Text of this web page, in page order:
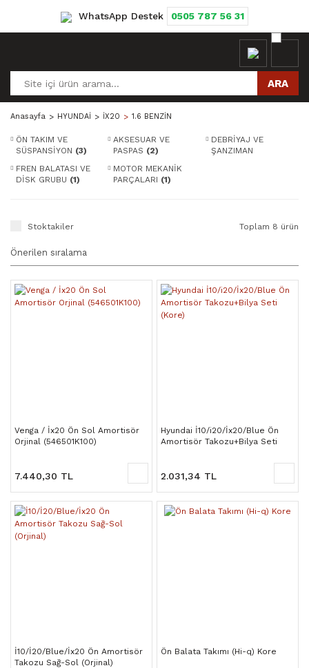
WhatsApp Destek 0505 787 56 31
ARA
Anasayfa HYUNDAİ İX20 1.6 BENZİN
ÖN TAKIM VE
SÜSPANSİYON (3)
AKSESUAR VE
PASPAS (2)
DEBRİYAJ VE
ŞANZIMAN
FREN BALATASI VE
DİSK GRUBU (1)
MOTOR MEKANİK
PARÇALARI (1)
Stoktakiler Toplam 8 ürün
Venga / İx20 Ön Sol Amortisör
Orjinal (546501K100)
7.440,30 TL
Hyundai İ10/i20/İx20/Blue Ön
Amortisör Takozu+Bilya Seti
2.031,34 TL
İ10/İ20/Blue/İx20 Ön Amortisör
Takozu Sağ-Sol (Orjinal)
Ön Balata Takımı (Hi-q) Kore